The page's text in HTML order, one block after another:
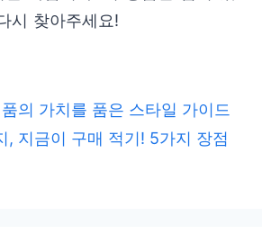
시 찾아주세요!
의 가치를 품은 스타일 가이드
, 지금이 구매 적기! 5가지 장점